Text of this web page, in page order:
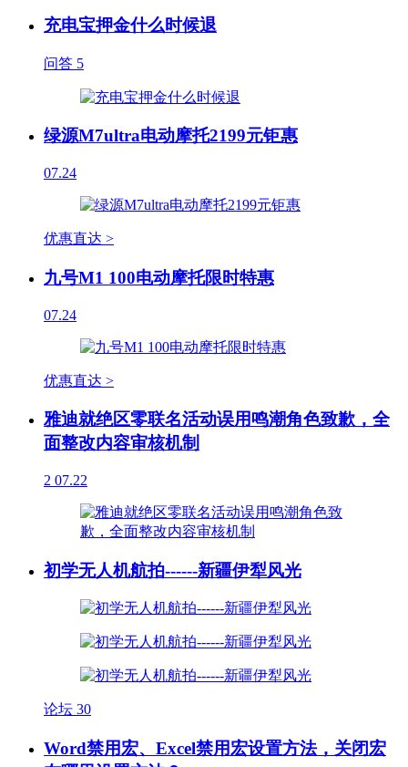
充电宝押金什么时候退
问答 5
绿源M7ultra电动摩托2199元钜惠
07.24
优惠直达 >
九号M1 100电动摩托限时特惠
07.24
优惠直达 >
雅迪就绝区零联名活动误用鸣潮角色致歉，全
面整改内容审核机制
2 07.22
初学无人机航拍------新疆伊犁风光
论坛 30
Word禁用宏、Excel禁用宏设置方法，关闭宏